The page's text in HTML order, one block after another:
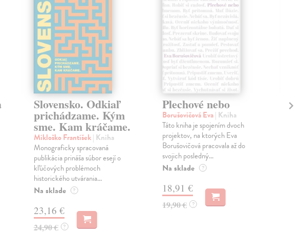
Slovensko. Odkiaľ
prichádzame. Kým
sme. Kam kráčame.
Mikloško František| Kniha
Monograficky spracovaná
publikácia prináša súbor esejí o
kľúčových problémoch
historického utvárania...
Na sklade ?
23,16 €
24,90 € ?
Plechové nebo
Borušovičová Eva| Kniha
Táto kniha je spojením dvoch
projektov, na ktorých Eva
Borušovičová pracovala až do
svojich posledný...
Na sklade ?
18,91 €
19,90 € ?